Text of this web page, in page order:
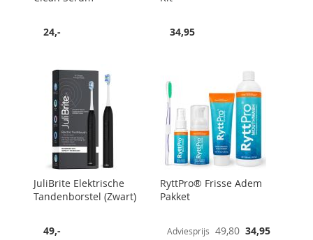
24,- 34,95
JuliBrite Elektrische
Tandenborstel (Zwart)
49,-
RyttPro® Frisse Adem
Pakket
Adviesprijs 49,80 Speciale
34,95